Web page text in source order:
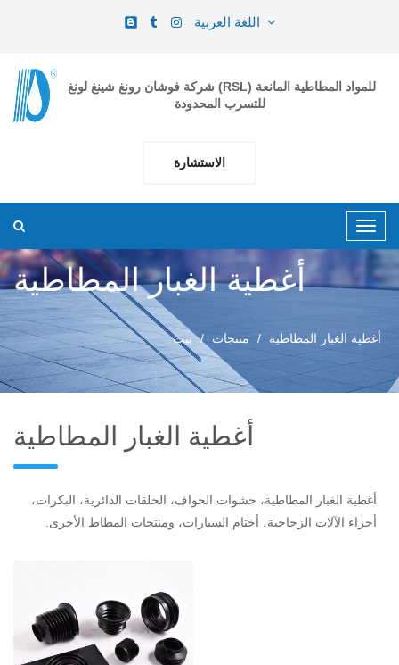
شركة فوشان رونغ شينغ لونغ (RSL) للمواد المطاطية المانعة
للتسرب المحدودة
الاستشارة
أغطية الغبار المطاطية
بيت منتجات أغطية الغبار المطاطية
أغطية الغبار المطاطية
أغطية الغبار المطاطية، حشوات الحواف، الحلقات الدائرية، البكرات،
أجزاء الآلات الزجاجية، أختام السيارات، ومنتجات المطاط الأخرى.